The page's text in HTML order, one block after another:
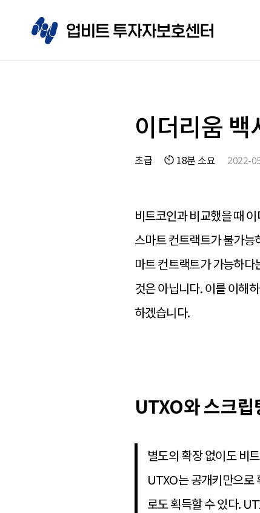
이더리움
초급 18분 소요 2022-
비트코인과 비교했을 때
스마트 컨트랙트가 불가
마트 컨트랙트가 가능하
것은 아닙니다. 이를 이해
하겠습니다.
UTXO와 스크립
별도의 확장 없이도 비
UTXO는 공개키만으로
로도 획득할 수 있다.